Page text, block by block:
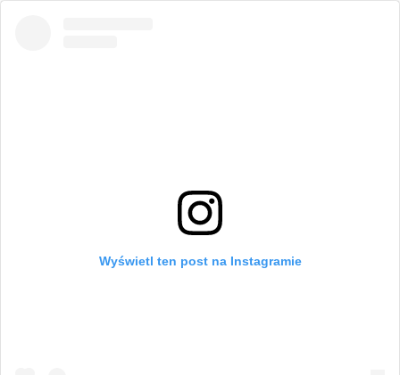
Wyświetl ten post na Instagramie